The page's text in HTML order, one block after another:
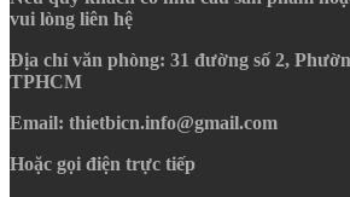
vui lòng liên hệ
Địa chỉ văn phòng: 31 đường số 2,
TPHCM
Email: thietbicn.info@gmail.com
Hoặc gọi điện trực tiếp